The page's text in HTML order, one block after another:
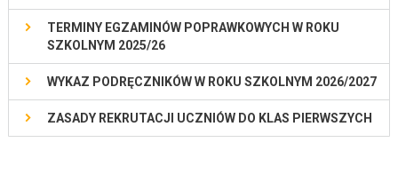
TERMINY EGZAMINÓW POPRAWKOWYCH W ROKU
SZKOLNYM 2025/26
WYKAZ PODRĘCZNIKÓW W ROKU SZKOLNYM 2026/2027
ZASADY REKRUTACJI UCZNIÓW DO KLAS PIERWSZYCH